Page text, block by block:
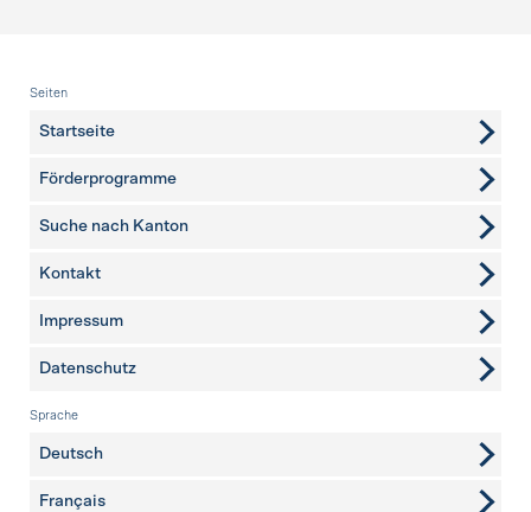
Fusszeile
Seiten
Startseite
Förderprogramme
Suche nach Kanton
weitere Seiten
Kontakt
Impressum
Datenschutz
Sprache
Deutsch
Français